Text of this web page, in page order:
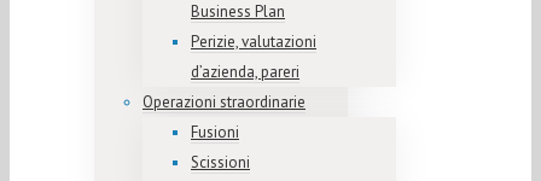
Business Plan
Perizie, valutazioni
d’azienda, pareri
Operazioni straordinarie
Fusioni
Scissioni